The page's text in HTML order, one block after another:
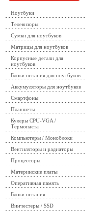
Ноутбуки
Телевизоры
Сумки для ноутбуков
Матрицы для ноутбуков
Корпусные детали для
ноутбуков
Блоки питания для ноутбуков
Аккумуляторы для ноутбуков
Смартфоны
Планшеты
Кулеры CPU-VGA /
Термопаста
Компьютеры / Моноблоки
Вентиляторы и радиаторы
Процессоры
Материнские платы
Оперативная память
Блоки питания
Винчестеры / SSD